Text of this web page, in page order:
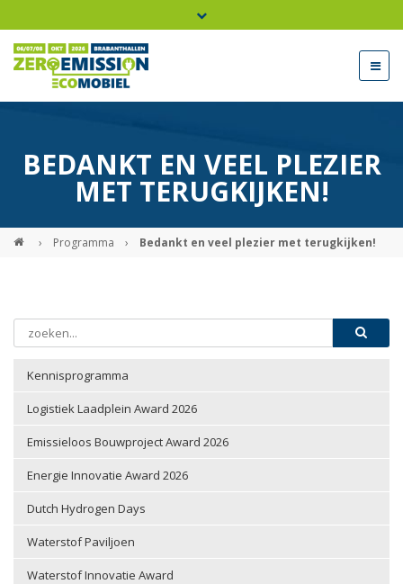
Bel ons voor info 0294 - 74 50 70
Exposanten login
BEDANKT EN VEEL PLEZIER
MET TERUGKIJKEN!
› Programma › Bedankt en veel plezier met terugkijken!
Kennisprogramma
Logistiek Laadplein Award 2026
Emissieloos Bouwproject Award 2026
Energie Innovatie Award 2026
Dutch Hydrogen Days
Waterstof Paviljoen
Waterstof Innovatie Award